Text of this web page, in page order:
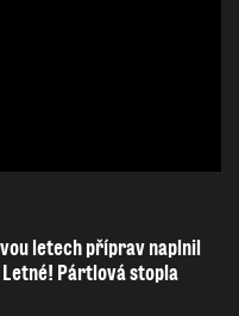
letech příprav naplnil
Pártlová stopla